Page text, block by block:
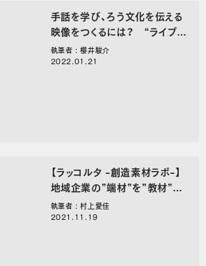
手話を学び、ろう文化を伝える
映像をつくるには？ “ライブ
感”を残したコンテンツ制作の
舞台裏
執筆者 : 櫻井駿介
2022.01.21
【ラッコルタ -創造素材ラボ-】
地域企業の”端材”を”教材”に
変える仕組みづくり、はじめまし
た
執筆者 : 村上愛佳
2021.11.19